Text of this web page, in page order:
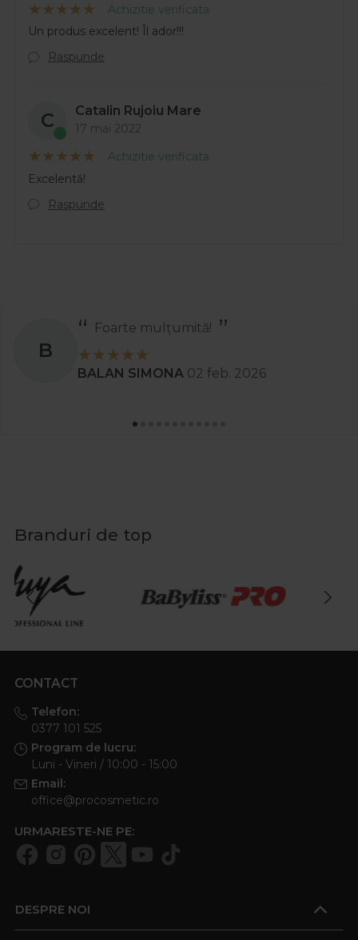
Achizitie verificata
Un produs excelent! Îl ador!!!
Raspunde
C Catalin Rujoiu Mare
17 mai 2022
Achizitie verificata
Excelentă!
Raspunde
B
Foarte mulțumită!
BALAN SIMONA 02 feb. 2026
Branduri de top
CONTACT
Telefon:
0377 101 525
Program de lucru:
Luni - Vineri / 10:00 - 15:00
Email:
office@procosmetic.ro
URMARESTE-NE PE:
DESPRE NOI